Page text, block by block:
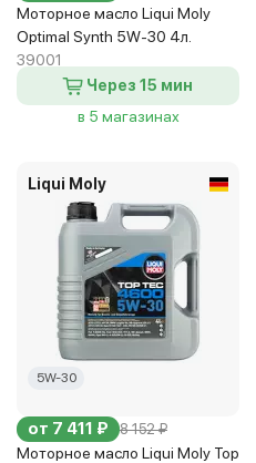
Моторное масло Liqui Moly
Optimal Synth 5W-30 4л.
39001
Через 15 мин
в 5 магазинах
Liqui Moly
5W-30
от 7 411 ₽ 8 152 ₽
Моторное масло Liqui Moly Top